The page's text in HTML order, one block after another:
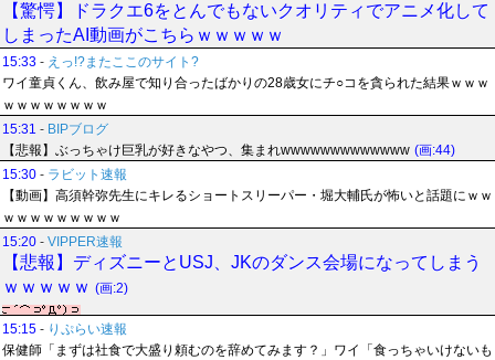
【驚愕】ドラクエ6をとんでもないクオリティでアニメ化して
しまったAI動画がこちらｗｗｗｗｗ
15:33 - えっ!?またここのサイト?
ワイ童貞くん、飲み屋で知り合ったばかりの28歳女にチ○コを貪られた結果ｗｗｗ
ｗｗｗｗｗｗｗｗ
15:31 - BIPブログ
【悲報】ぶっちゃけ巨乳が好きなやつ、集まれwwwwwwwwwwwww (画:44)
15:30 - ラビット速報
【動画】高須幹弥先生にキレるショートスリーパー・堀大輔氏が怖いと話題にｗｗ
ｗｗｗｗｗｗｗｗｗ
15:20 - VIPPER速報
【悲報】ディズニーとUSJ、JKのダンス会場になってしまう
ｗｗｗｗｗ (画:2)
15:15 - りぷらい速報
保健師「まずは社食で大盛り頼むのを辞めてみます？」ワイ「食っちゃいけないも